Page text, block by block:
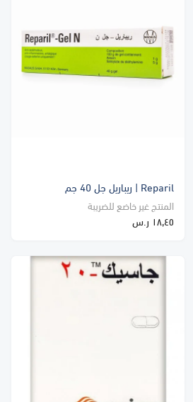
Reparil | ريباريل جل 40 جم
المنتج غير خاضع للضريبة
١٨٫٤٥ ر.س